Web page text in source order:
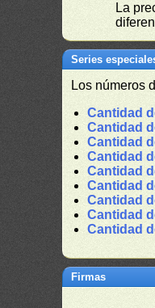
La
Series
Los números
Cantidad
Cantidad
Cantidad
Cantidad
Cantidad
Cantidad
Cantidad
Cantidad
Cantidad
Firmas